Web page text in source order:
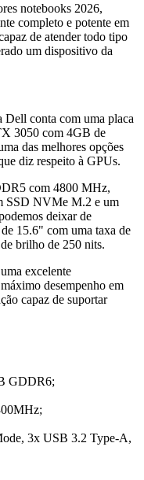
notebooks 2026,
completo e potente em
de atender todo tipo
um dispositivo da
conta com uma placa
3050 com 4GB de
das melhores opções
diz respeito à GPUs.
com 4800 MHz,
SSD NVMe M.2 e um
deixar de
15.6" com uma taxa de
brilho de 250 nits.
excelente
desempenho em
capaz de suportar
GDDR6;
3x USB 3.2 Type-A,